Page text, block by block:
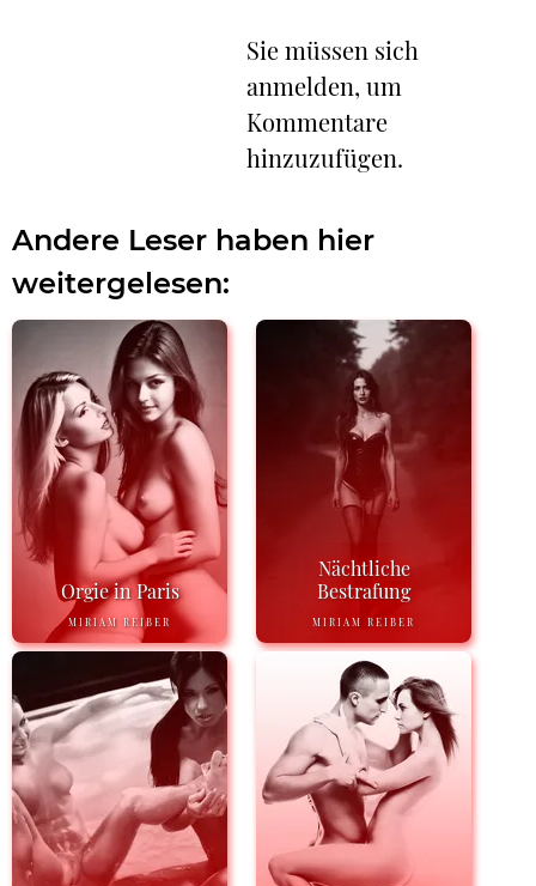
Sie müssen sich
anmelden, um
Kommentare
hinzuzufügen.
Andere Leser haben hier
weitergelesen:
Orgie in Paris
MIRIAM REIBER
Nächtliche
Bestrafung
MIRIAM REIBER